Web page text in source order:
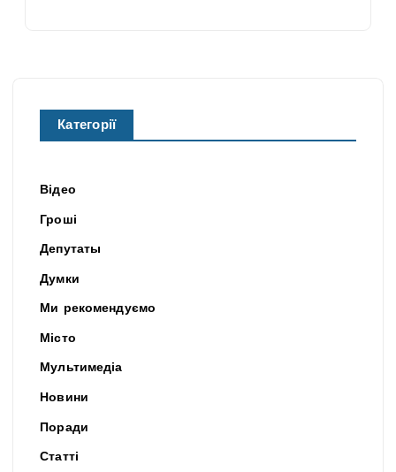
Категорії
Відео
Гроші
Депутаты
Думки
Ми рекомендуємо
Місто
Мультимедіа
Новини
Поради
Статті